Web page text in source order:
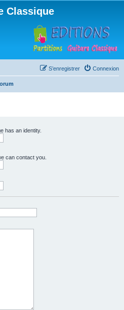
Classique
Connexion
S’enregistrer
has an identity.
can contact you.